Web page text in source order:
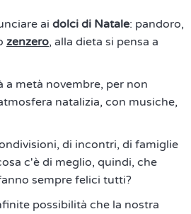
ai dolci di Natale: pandoro,
zenzero, alla dieta si pensa a
a metà novembre, per non
natalizia, con musiche,
di incontri, di famiglie
c'è di meglio, quindi, che
sempre felici tutti?
possibilità che la nostra